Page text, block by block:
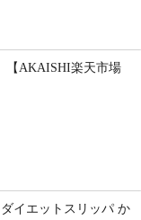
【AKAISHI楽天市場
イエットスリッパ か